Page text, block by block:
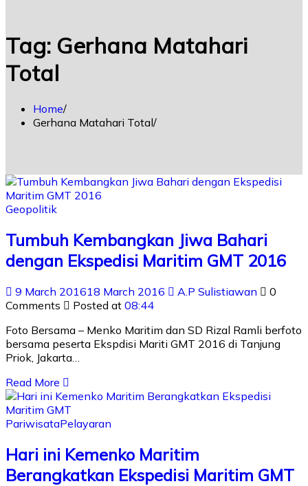
Tag: Gerhana Matahari
Total
Home
Gerhana Matahari Total
Geopolitik
Tumbuh Kembangkan Jiwa Bahari
dengan Ekspedisi Maritim GMT 2016
9 March 201618 March 2016 A.P Sulistiawan
0
Comments
Posted at 08:44
Foto Bersama – Menko Maritim dan SD Rizal Ramli berfoto
bersama peserta Ekspdisi Mariti GMT 2016 di Tanjung
Priok, Jakarta…
Read More
PariwisataPelayaran
Hari ini Kemenko Maritim
Berangkatkan Ekspedisi Maritim GMT